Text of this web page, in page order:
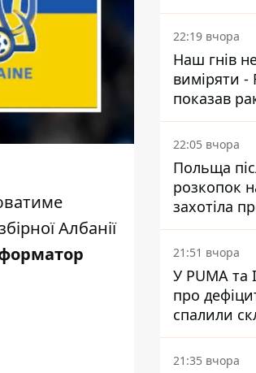
Албанії
Reuters
22:19 вчора
Наш гнів
виміряти -
показав
22:05 вчора
Польща
розкопок
захотіла
21:51 вчора
У PUMA
про
спалили
брендів
21:35 вчора